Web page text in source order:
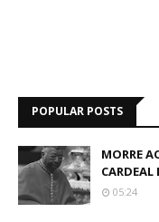
POPULAR POSTS
MORRE
05:24